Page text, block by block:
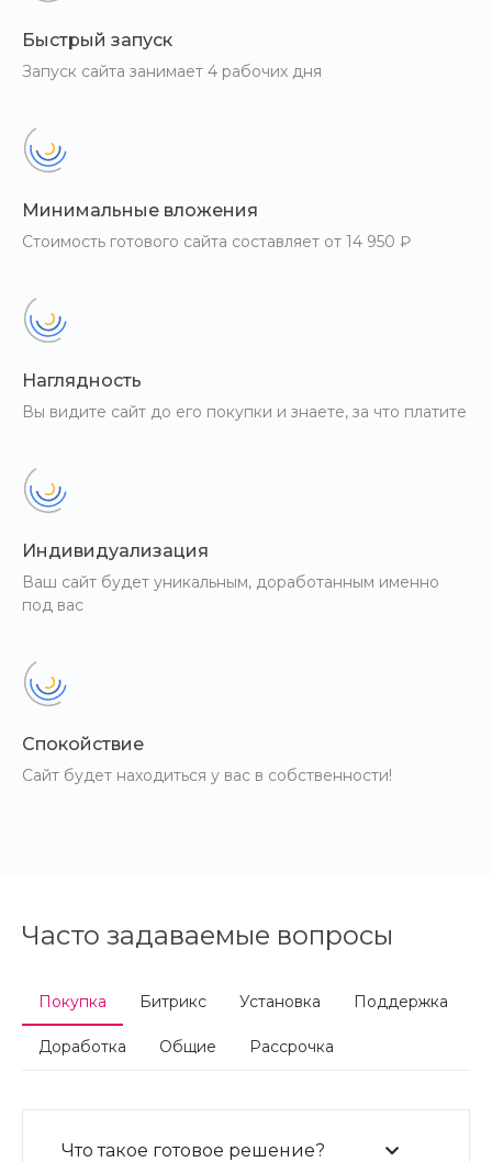
Быстрый запуск
Запуск сайта занимает 4 рабочих дня
Минимальные вложения
Стоимость готового сайта составляет от 14 950 ₽
Наглядность
Вы видите сайт до его покупки и знаете, за что платите
Индивидуализация
Ваш сайт будет уникальным, доработанным именно
под вас
Спокойствие
Сайт будет находиться у вас в собственности!
Часто задаваемые вопросы
Покупка Битрикс Установка Поддержка
Доработка Общие Рассрочка
Что такое готовое решение?